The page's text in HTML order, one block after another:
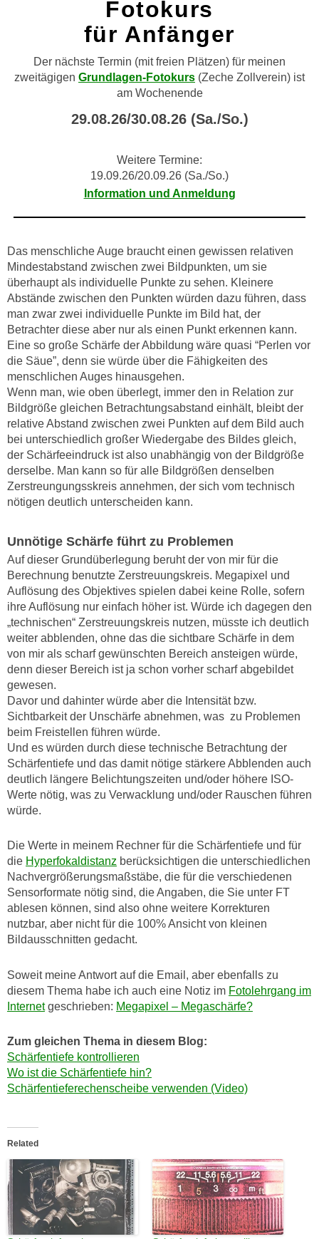
Fotokurs
für Anfänger
Der nächste Termin (mit freien Plätzen) für meinen
zweitägigen Grundlagen-Fotokurs (Zeche Zollverein) ist
am Wochenende
29.08.26/30.08.26 (Sa./So.)
Weitere Termine:
19.09.26/20.09.26 (Sa./So.)
Information und Anmeldung
Das menschliche Auge braucht einen gewissen relativen
Mindestabstand zwischen zwei Bildpunkten, um sie
überhaupt als individuelle Punkte zu sehen. Kleinere
Abstände zwischen den Punkten würden dazu führen, dass
man zwar zwei individuelle Punkte im Bild hat, der
Betrachter diese aber nur als einen Punkt erkennen kann.
Eine so große Schärfe der Abbildung wäre quasi “Perlen vor
die Säue”, denn sie würde über die Fähigkeiten des
menschlichen Auges hinausgehen.
Wenn man, wie oben überlegt, immer den in Relation zur
Bildgröße gleichen Betrachtungsabstand einhält, bleibt der
relative Abstand zwischen zwei Punkten auf dem Bild auch
bei unterschiedlich großer Wiedergabe des Bildes gleich,
der Schärfeeindruck ist also unabhängig von der Bildgröße
derselbe. Man kann so für alle Bildgrößen denselben
Zerstreungungsskreis annehmen, der sich vom technisch
nötigen deutlich unterscheiden kann.
Unnötige Schärfe führt zu Problemen
Auf dieser Grundüberlegung beruht der von mir für die
Berechnung benutzte Zerstreuungskreis. Megapixel und
Auflösung des Objektives spielen dabei keine Rolle, sofern
ihre Auflösung nur einfach höher ist. Würde ich dagegen den
„technischen“ Zerstreuungskreis nutzen, müsste ich deutlich
weiter abblenden, ohne das die sichtbare Schärfe in dem
von mir als scharf gewünschten Bereich ansteigen würde,
denn dieser Bereich ist ja schon vorher scharf abgebildet
gewesen.
Davor und dahinter würde aber die Intensität bzw.
Sichtbarkeit der Unschärfe abnehmen, was zu Problemen
beim Freistellen führen würde.
Und es würden durch diese technische Betrachtung der
Schärfentiefe und das damit nötige stärkere Abblenden auch
deutlich längere Belichtungszeiten und/oder höhere ISO-
Werte nötig, was zu Verwacklung und/oder Rauschen führen
würde.
Die Werte in meinem Rechner für die Schärfentiefe und für
die Hyperfokaldistanz berücksichtigen die unterschiedlichen
Nachvergrößerungsmaßstäbe, die für die verschiedenen
Sensorformate nötig sind, die Angaben, die Sie unter FT
ablesen können, sind also ohne weitere Korrekturen
nutzbar, aber nicht für die 100% Ansicht von kleinen
Bildausschnitten gedacht.
Soweit meine Antwort auf die Email, aber ebenfalls zu
diesem Thema habe ich auch eine Notiz im Fotolehrgang im
Internetgeschrieben: Megapixel – Megaschärfe?
Zum gleichen Thema in diesem Blog:
Schärfentiefe kontrollieren
Wo ist die Schärfentiefe hin?
Schärfentieferechenscheibe verwenden (Video)
Related